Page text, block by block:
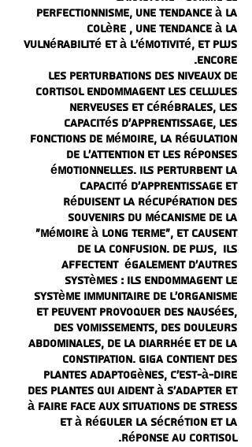
perfectionnisme, une tendance à la
colère , une tendance à la
vulnérabilité et à l'émotivité, et plus
encore.
Les perturbations des niveaux de
cortisol endommagent les cellules
nerveuses et cérébrales, les
capacités d'apprentissage, les
fonctions de mémoire, la régulation
de l'attention et les réponses
émotionnelles. Ils perturbent la
capacité d'apprentissage et
réduisent la récupération des
souvenirs du mécanisme de la
"mémoire à long terme", et causent
de la confusion. De plus, ils
affectent également d'autres
systèmes : ils endommagent le
système immunitaire de l'organisme
et peuvent provoquer des nausées,
des vomissements, des douleurs
abdominales, de la diarrhée et de la
constipation. Giga contient des
plantes adaptogènes, c'est-à-dire
des plantes qui aident à s'adapter et
à faire face aux situations de stress
et à réguler la sécrétion et la
réponse au cortisol.